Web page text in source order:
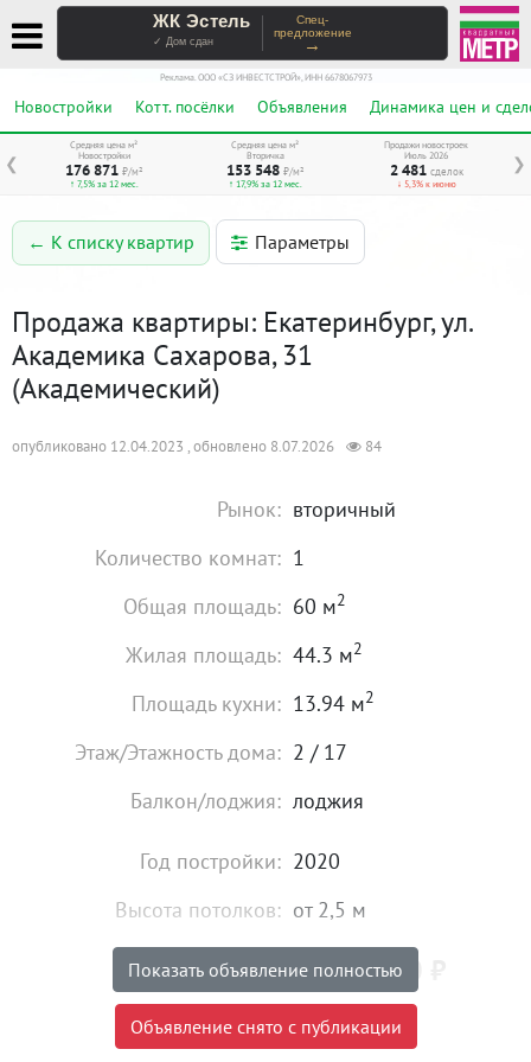
ЖК Эстель
✓ Дом сдан
Спец-
предложение
→
Реклама. ООО «СЗ ИНВЕСТСТРОЙ», ИНН 6678067973
Новостройки Котт. посёлки Объявления Динамика цен и
❮ ❯
Средняя цена м²
Новостройки
176 871 ₽/м²
↑ 7,5% за 12 мес.
Средняя цена м²
Вторичка
153 548 ₽/м²
↑ 17,9% за 12 мес.
Продажи новостроек
Июль 2026
2 481 сделок
↓ 5,3% к июню
← К списку квартир Параметры
Продажа квартиры: Екатеринбург, ул.
Академика Сахарова, 31
(Академический)
опубликовано 12.04.2023 , обновлено 8.07.2026 84
Рынок: вторичный
Количество комнат: 1
Общая площадь: 60 м2
Жилая площадь: 44.3 м2
Площадь кухни: 13.94 м2
Этаж/Этажность дома: 2 / 17
Балкон/лоджия: лоджия
Год постройки: 2020
Высота потолков: от 2,5 м
Цена: 5 900 000
Объявление снято с публикации
Показать объявление полностью
Объявление снято с публикации